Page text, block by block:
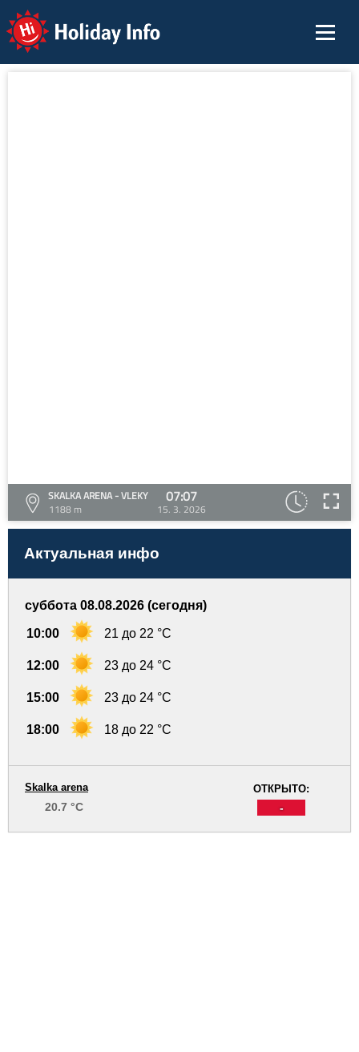
Holiday Info
SKALKA ARENA - VLEKY
1188 m
07:07
15. 3. 2026
Актуальная инфо
суббота 08.08.2026 (сегодня)
10:00 21 до 22 °C
12:00 23 до 24 °C
15:00 23 до 24 °C
18:00 18 до 22 °C
ОТКРЫТО:
-
Skalka arena
20.7 °C